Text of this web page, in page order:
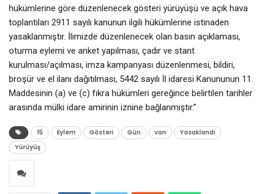
hükümlerine göre düzenlenecek gösteri yürüyüşü ve açık hava
toplantıları 2911 sayılı kanunun ilgili hükümlerine istinaden
yasaklanmıştır. İlimizde düzenlenecek olan basın açıklaması,
oturma eylemi ve anket yapılması, çadır ve stant
kurulması/açılması, imza kampanyası düzenlenmesi, bildiri,
broşür ve el ilanı dağıtılması, 5442 sayılı İl idaresi Kanununun 11.
Maddesinin (a) ve (c) fıkra hükümleri gereğince belirtilen tarihler
arasında mülki idare amirinin iznine bağlanmıştır.”
15 Eylem Gösteri Gün van
Yasaklandı
Yürüyüş